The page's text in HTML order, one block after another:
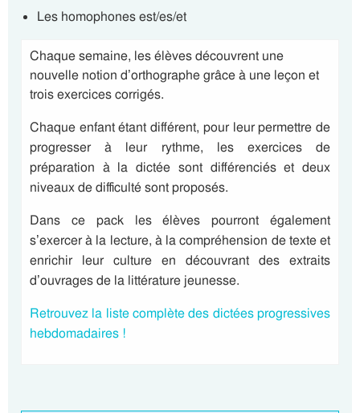
Les homophones est/es/et
Chaque semaine, les élèves découvrent une
nouvelle notion d’orthographe grâce à une leçon et
trois exercices corrigés.
Chaque enfant étant différent, pour leur permettre de
progresser à leur rythme, les exercices de
préparation à la dictée sont différenciés et deux
niveaux de difficulté sont proposés.
Dans ce pack les élèves pourront également
s’exercer à la lecture, à la compréhension de texte et
enrichir leur culture en découvrant des extraits
d’ouvrages de la littérature jeunesse.
Retrouvez la liste complète des dictées progressives
hebdomadaires !